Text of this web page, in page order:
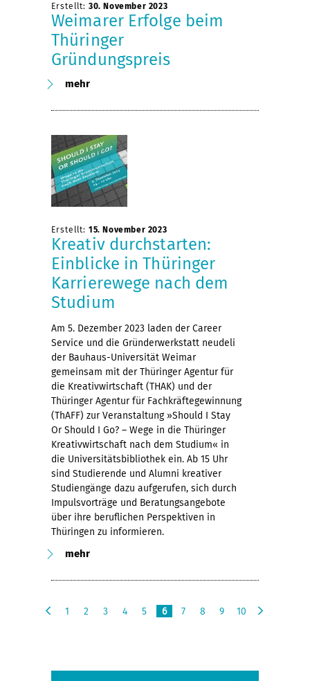
Erstellt: 30. November 2023
Weimarer Erfolge beim
Thüringer
Gründungspreis
mehr
Erstellt: 15. November 2023
Kreativ durchstarten:
Einblicke in Thüringer
Karrierewege nach dem
Studium
Am 5. Dezember 2023 laden der Career
Service und die Gründerwerkstatt neudeli
der Bauhaus-Universität Weimar
gemeinsam mit der Thüringer Agentur für
die Kreativwirtschaft (THAK) und der
Thüringer Agentur für Fachkräftegewinnung
(ThAFF) zur Veranstaltung »Should I Stay
Or Should I Go? – Wege in die Thüringer
Kreativwirtschaft nach dem Studium« in
die Universitätsbibliothek ein. Ab 15 Uhr
sind Studierende und Alumni kreativer
Studiengänge dazu aufgerufen, sich durch
Impulsvorträge und Beratungsangebote
über ihre beruflichen Perspektiven in
Thüringen zu informieren.
mehr
1 2 3 4 5 6 7 8 9
10